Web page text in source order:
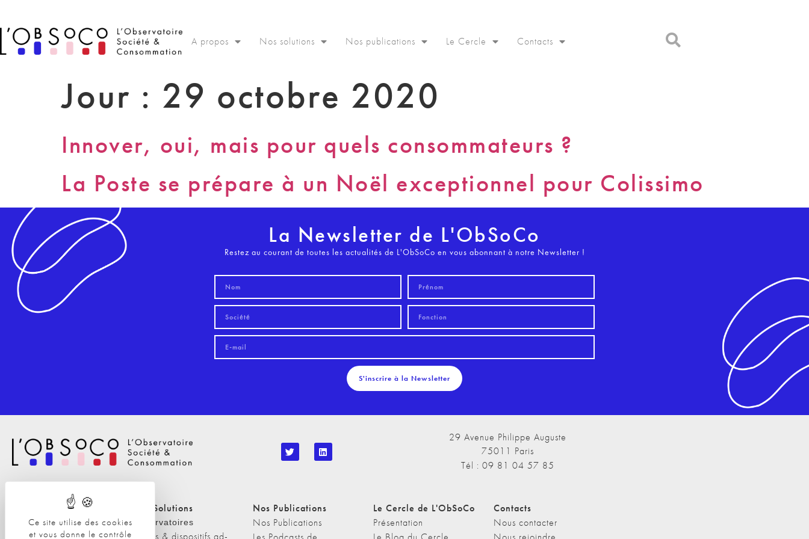
Ce site utilise des cookies
et vous donne le contrôle
A propos Nos solutions Nos publications Le Cercle Contacts
Jour : 29 octobre 2020
Innover, oui, mais pour quels consommateurs ?
La Poste se prépare à un Noël exceptionnel pour Colissimo
La Newsletter de L'ObSoCo
Restez au courant de toutes les actualités de L'ObSoCo en vous abonnant à notre Newsletter !
S'inscrire à la Newsletter
29 Avenue Philippe Auguste
75011 Paris
Tél : 09 81 04 57 85
Nos Solutions
A propos
Nos Solutions
Observatoires
Etudes & dispositifs ad-
Nos Publications
Nos Publications
Le Cercle de L'ObSoCo
Présentation
Contacts
Nous contacter